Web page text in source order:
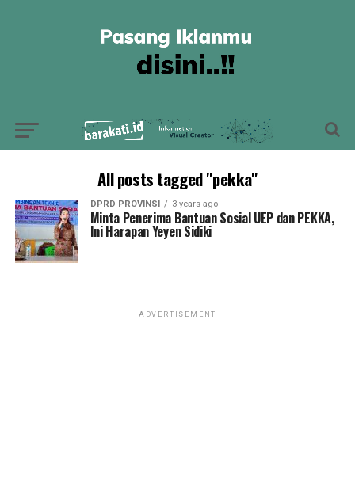
All posts tagged "pekka"
DPRD PROVINSI 3 years ago
Minta Penerima Bantuan Sosial UEP dan PEKKA,
Ini Harapan Yeyen Sidiki
ADVERTISEMENT